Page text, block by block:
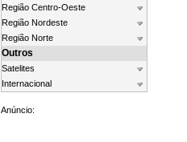
Região Centro-Oeste
Região Nordeste
Região Norte
Outros
Satelites
Internacional
Anúncio: